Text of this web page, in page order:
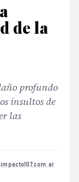
de la
profundo
insultos de
las